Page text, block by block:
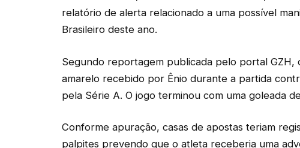
relatório de alerta relacionado a uma possível
Brasileiro deste ano.
Segundo reportagem publicada pelo portal GZH,
amarelo recebido por Ênio durante a partida
pela Série A. O jogo terminou com uma goleada
Conforme apuração, casas de apostas teriam
palpites prevendo que o atleta receberia uma